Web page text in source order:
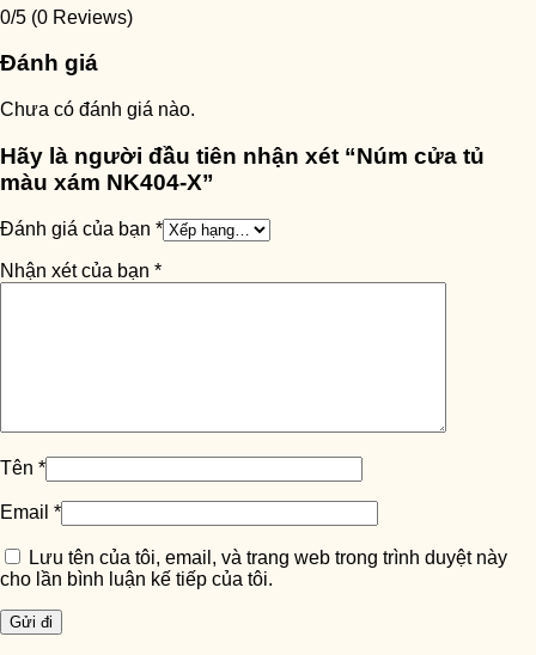
0/5 (0 Reviews)
Đánh giá
Chưa có đánh giá nào.
Hãy là người đầu tiên nhận xét “Núm cửa tủ
màu xám NK404-X”
Đánh giá của bạn *
Nhận xét của bạn *
Tên *
Email *
Lưu tên của tôi, email, và trang web trong trình duyệt này
cho lần bình luận kế tiếp của tôi.